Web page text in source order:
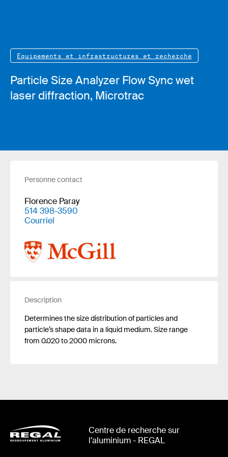
Équipements et infrastructures et recherche
Particle Size Analyzer Flow Sync wet
laser diffraction, Microtrac
Personne contact
Florence Paray
514 398-3590
Courriel
Description
Determines the size distribution of particles and
particle’s shape data in a liquid medium. Size range
from 0.020 to 2000 microns.
Centre de recherche sur
l’aluminium - REGAL